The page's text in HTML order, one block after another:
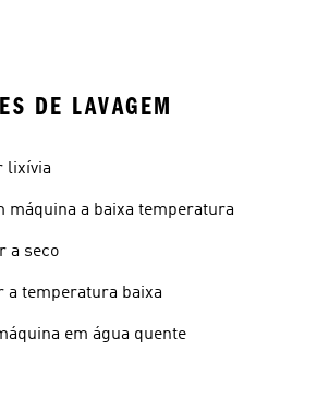
DE LAVAGEM
lixívia
máquina a baixa temperatura
a seco
a temperatura baixa
em água quente